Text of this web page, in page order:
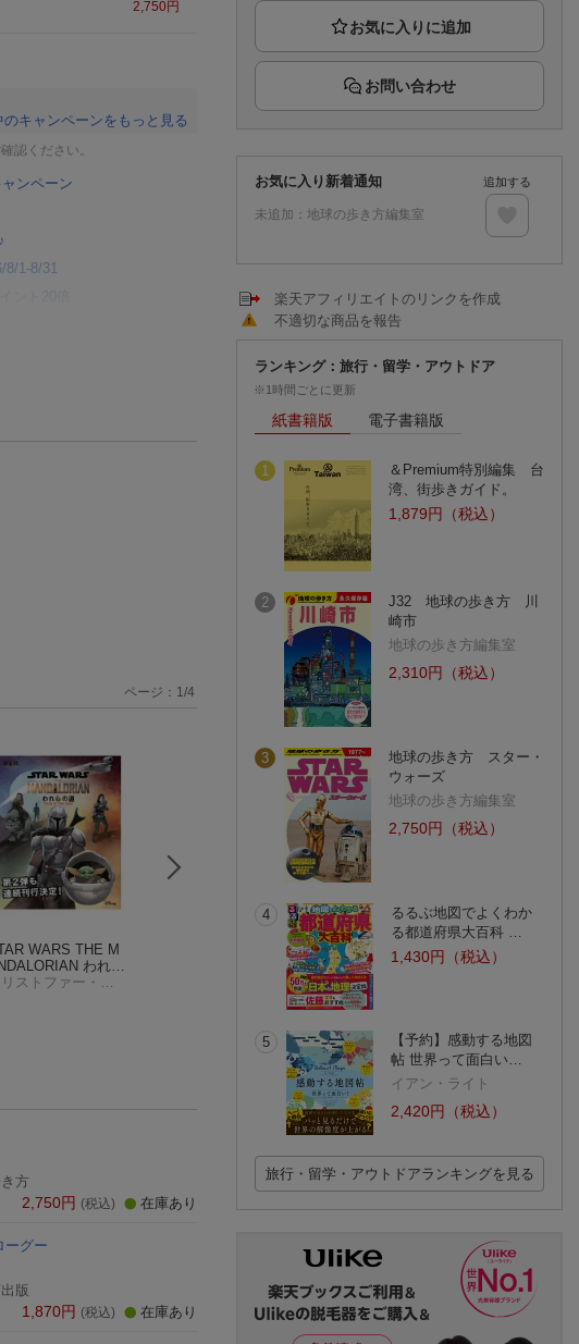
2,750円
のキャンペーンをもっと見る
認ください。
ンペーン
1-8/31
ント20倍
WARS THE M
われら
スター・ウォーズ
『マンダロリアン・
アンド・グローグ
ー』公式アートブッ
ク
フィル・ショスタク
スター・ウォー
ンダロリアン・
ページ： 1 /4
方
2,750円 (税込) 在庫あり
ーグー
版
1,870円 (税込) 在庫あり
お問い合わせ
お気に入り新着通知
未追加： 地球の歩き方編集室
追加する
楽天アフィリエイトのリンクを作成
不適切な商品を報告
ランキング：旅行・留学・アウトドア
※1時間ごとに更新
紙書籍版 電子書籍版
1
＆Premium特別編集 台
湾、街歩きガイド。
1,879円（税込）
2
J32 地球の歩き方 川
崎市
地球の歩き方編集室
2,310円（税込）
3
地球の歩き方 スター・
ウォーズ
地球の歩き方編集室
2,750円（税込）
4
るるぶ地図でよくわか
る都道府県大百科 …
1,430円（税込）
5
【予約】感動する地図
帖 世界って面白い…
イアン・ライト
2,420円（税込）
旅行・留学・アウトドアランキングを見る